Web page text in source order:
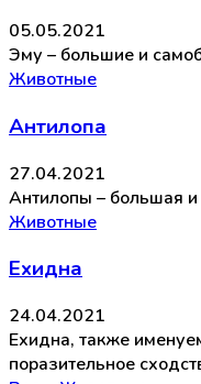
05.05.2021
Эму – большие и
Животные
Антилопа
27.04.2021
Антилопы – большая
Животные
Ехидна
24.04.2021
Ехидна, также
поразительное